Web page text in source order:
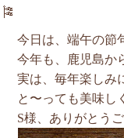
🎏
今日は、端午の節
今年も、鹿児島か
実は、毎年楽しみ
と〜っても美味し
S様、ありがとう